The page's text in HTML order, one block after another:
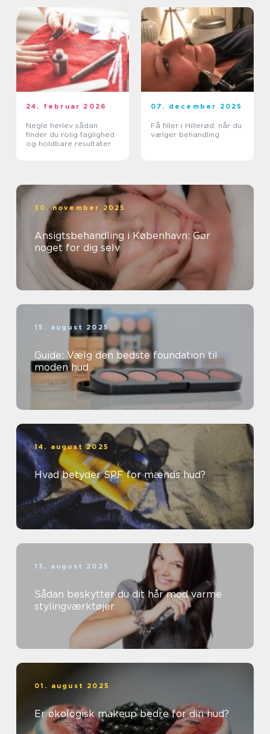
24. februar 2026
Negle herlev sådan
finder du rolig faglighed
og holdbare resultater
07. december 2025
Få filler i Hillerød: når du
vælger behandling
30. november 2025
Ansigtsbehandling i København: Gør
noget for dig selv
15. august 2025
Guide: Vælg den bedste foundation til
moden hud
14. august 2025
Hvad betyder SPF for mænds hud?
13. august 2025
Sådan beskytter du dit hår mod varme
stylingværktøjer
01. august 2025
Er økologisk makeup bedre for din hud?